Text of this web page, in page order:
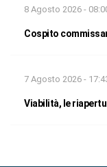
8 Agosto 2026 -
Cospito
7 Agosto 2026 -
Viabilità, le